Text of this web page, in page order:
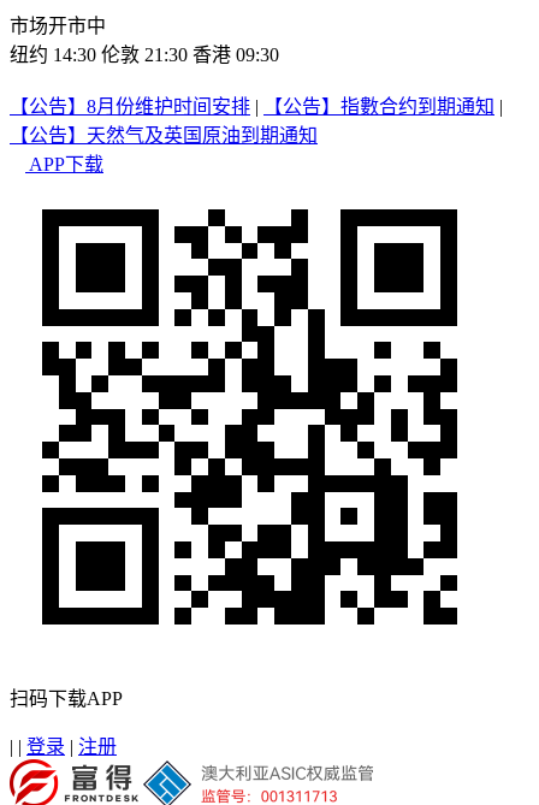
市场开市中
纽约 14:30 伦敦 21:30 香港 09:30
【公告】8月份维护时间安排 | 【公告】指數合约到期通知 |
【公告】天然气及英国原油到期通知
APP下载
扫码下载APP
| | 登录 | 注册